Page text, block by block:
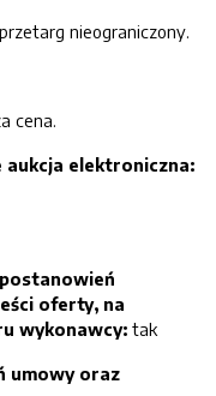
przetarg nieograniczony.
cena.
aukcja elektroniczna:
oferty, na
wykonawcy: tak
umowy oraz